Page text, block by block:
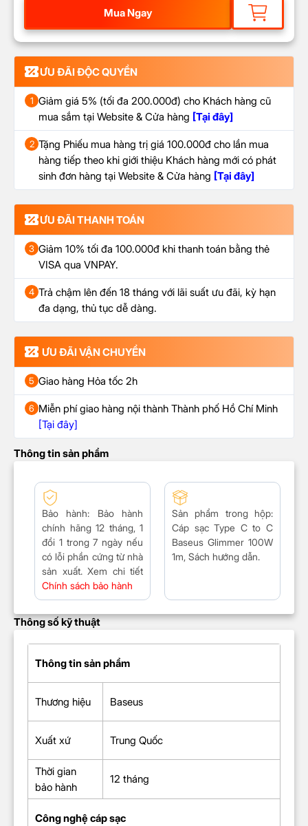
Mua Ngay
ƯU ĐÃI ĐỘC QUYỀN
1 Giảm giá 5% (tối đa 200.000đ) cho Khách hàng cũ
mua sắm tại Website & Cửa hàng [Tại đây]
2 Tặng Phiếu mua hàng trị giá 100.000đ cho lần mua
hàng tiếp theo khi giới thiệu Khách hàng mới có phát
sinh đơn hàng tại Website & Cửa hàng [Tại đây]
ƯU ĐÃI THANH TOÁN
3 Giảm 10% tối đa 100.000đ khi thanh toán bằng thẻ
VISA qua VNPAY.
4 Trả chậm lên đến 18 tháng với lãi suất ưu đãi, kỳ hạn
đa dạng, thủ tục dễ dàng.
ƯU ĐÃI VẬN CHUYỂN
5 Giao hàng Hỏa tốc 2h
6 Miễn phí giao hàng nội thành Thành phố Hồ Chí Minh
[Tại đây]
Thông tin sản phẩm
Bảo hành: Bảo hành
chính hãng 12 tháng, 1
đổi 1 trong 7 ngày nếu
có lỗi phần cứng từ nhà
sản xuất. Xem chi tiết
Chính sách bảo hành
Sản phẩm trong hộp:
Cáp sạc Type C to C
Baseus Glimmer 100W
1m, Sách hướng dẫn.
Thông số kỹ thuật
Thông tin sản phẩm
Thương hiệu Baseus
Xuất xứ Trung Quốc
Thời gian
bảo hành
12 tháng
Công nghệ cáp sạc